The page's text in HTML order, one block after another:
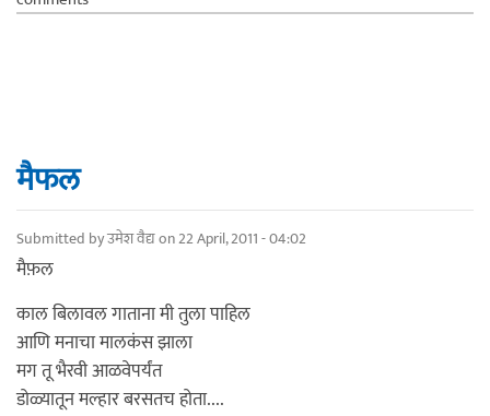
मैफल
Submitted byउमेश वैद्यon 22 April, 2011 - 04:02
मैफ़ल
काल बिलावल गाताना मी तुला पाहिल
आणि मनाचा मालकंस झाला
मग तू भैरवी आळवेपर्यंत
डोळ्यातून मल्हार बरसतच होता....